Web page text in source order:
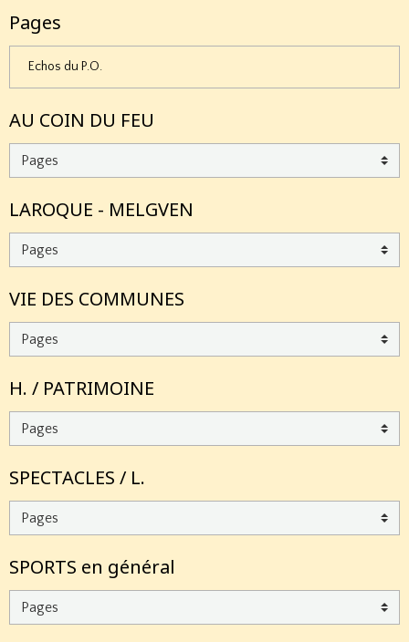
Pages
Echos du P.O.
AU COIN DU FEU
LAROQUE - MELGVEN
VIE DES COMMUNES
H. / PATRIMOINE
SPECTACLES / L.
SPORTS en général